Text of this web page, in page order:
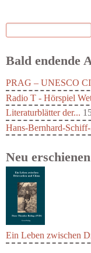
Suchformular
Suche
Bald endende
PRAG – UNESCO
Radio T - Hörspiel
Literaturblätter der...
Hans-Bernhard-
Neu
Ein Leben zwischen